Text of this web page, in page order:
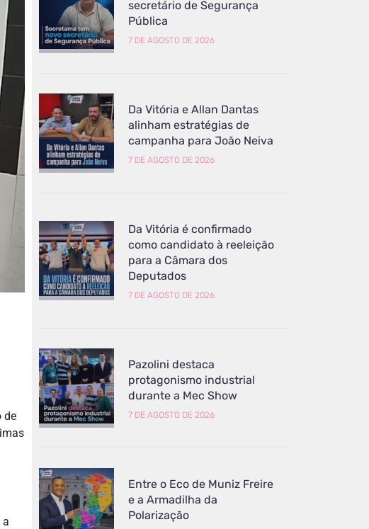
de
a
secretário de Segurança
Pública
7 DE AGOSTO DE 2026
Da Vitória e Allan Dantas
alinham estratégias de
campanha para João Neiva
7 DE AGOSTO DE 2026
Da Vitória é confirmado
como candidato à reeleição
para a Câmara dos
Deputados
7 DE AGOSTO DE 2026
Pazolini destaca
protagonismo industrial
durante a Mec Show
7 DE AGOSTO DE 2026
Entre o Eco de Muniz Freire
e a Armadilha da
Polarização